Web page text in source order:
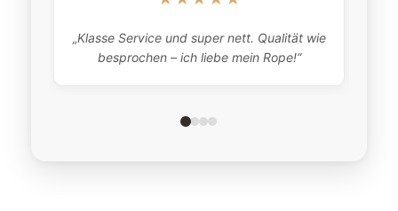
„Klasse Service und super nett. Qualität wie
besprochen – ich liebe mein Rope!“